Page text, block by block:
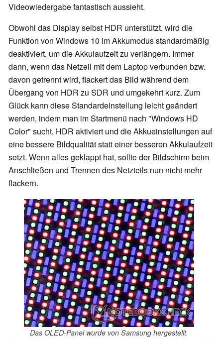
Videowiedergabe fantastisch aussieht.
Obwohl das Display selbst HDR unterstützt, wird die
Funktion von Windows 10 im Akkumodus standardmäßig
deaktiviert, um die Akkulaufzeit zu verlängern. Immer
dann, wenn das Netzeil mit dem Laptop verbunden bzw.
davon getrennt wird, flackert das Bild während dem
Übergang von HDR zu SDR und umgekehrt kurz. Zum
Glück kann diese Standardeinstellung leicht geändert
werden, indem man im Startmenü nach "Windows HD
Color" sucht, HDR aktiviert und die Akkueinstellungen auf
eine bessere Bildqualität statt einer besseren Akkulaufzeit
setzt. Wenn alles geklappt hat, sollte der Bildschirm beim
Anschließen und Trennen des Netzteils nun nicht mehr
flackern.
Das OLED-Panel wurde von Samsung hergestellt.